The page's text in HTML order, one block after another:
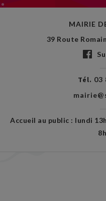
MAIRIE
39 Route
Tél. 03
Accueil au public : lundi